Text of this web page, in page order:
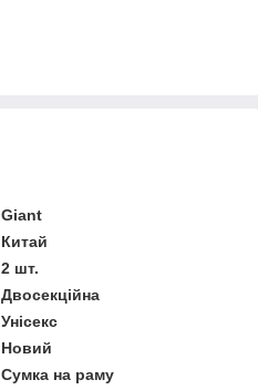
Giant
Китай
2 шт.
Двосекційна
Унісекс
Новий
Сумка на раму